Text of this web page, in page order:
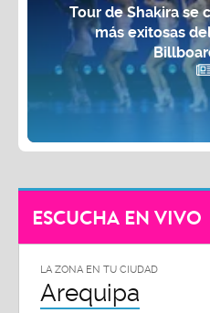
Tour de Shakira se
más exitosas
ESCUCHA EN VIVO
LA ZONA EN TU CIUDAD
Arequipa